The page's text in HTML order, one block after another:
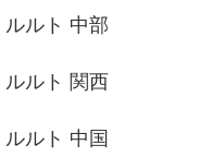
ルルト 中部
ルルト 関西
ルルト 中国